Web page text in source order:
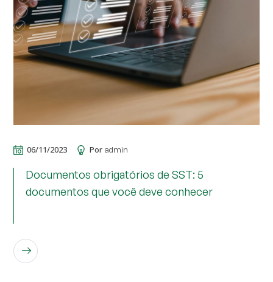
06/11/2023 Por admin
Documentos obrigatórios de SST: 5
documentos que você deve conhecer